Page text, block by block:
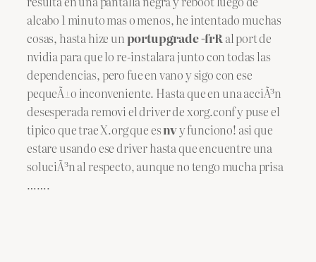
alcabo 1 minuto mas o menos, he intentado muchas
cosas, hasta hize unportupgrade -frRal port de
nvidia para que lo re-instalara junto con todas las
dependencias, pero fue en vano y sigo con ese
pequeÃ±o inconveniente. Hasta que en una acciÃ³n
desesperada removi el driver de xorg.conf y puse el
tipico que trae X.org que esnvy funciono! asi que
estare usando ese driver hasta que encuentre una
soluciÃ³n al respecto, aunque no tengo mucha prisa
…….